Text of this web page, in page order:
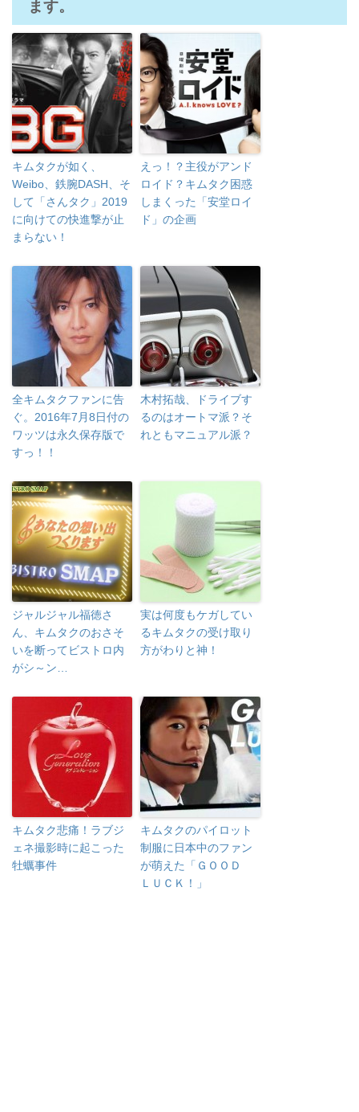
ます。
キムタクが如く、
Weibo、鉄腕DASH、そ
して「さんタク」2019
に向けての快進撃が止
まらない！
えっ！？主役がアンド
ロイド？キムタク困惑
しまくった「安堂ロイ
ド」の企画
全キムタクファンに告
ぐ。2016年7月8日付の
ワッツは永久保存版で
すっ！！
木村拓哉、ドライブす
るのはオートマ派？そ
れともマニュアル派？
ジャルジャル福徳さ
ん、キムタクのおさそ
いを断ってビストロ内
がシ～ン…
実は何度もケガしてい
るキムタクの受け取り
方がわりと神！
キムタク悲痛！ラブジ
ェネ撮影時に起こった
牡蠣事件
キムタクのパイロット
制服に日本中のファン
が萌えた「ＧＯＯＤ
ＬＵＣＫ！」